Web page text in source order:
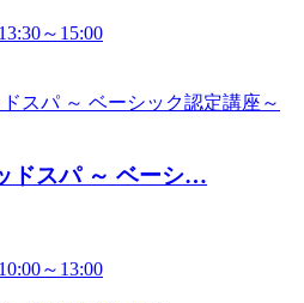
～15:00
ドスパ ～ ベーシ…
～13:00